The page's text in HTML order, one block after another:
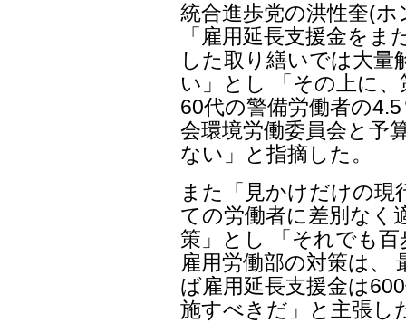
統合進歩党の洪性奎(
「雇用延長支援金を
した取り繕いでは大量
い」とし 「その上に
60代の警備労働者の
会環境労働委員会と予
ない」と指摘した。
また「見かけだけの現
ての労働者に差別なく
策」とし 「それでも
雇用労働部の対策は、
ば雇用延長支援金は
施すべきだ」と主張し